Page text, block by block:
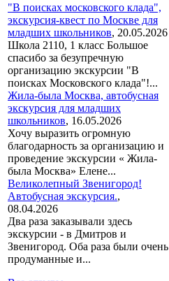
"В поисках московского клада",
экскурсия-квест по Москве для
младших школьников, 20.05.2026
Школа 2110, 1 класс Большое
спасибо за безупречную
организацию экскурсии "В
поисках Московского клада"!...
Жила-была Москва, автобусная
экскурсия для младших
школьников, 16.05.2026
Хочу выразить огромную
благодарность за организацию и
проведение экскурсии « Жила-
была Москва» Елене...
Великолепный Звенигород!
Автобусная экскурсия.,
08.04.2026
Два раза заказывали здесь
экскурсии - в Дмитров и
Звенигород. Оба раза были очень
продуманные и...